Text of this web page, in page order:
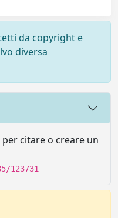
da copyright e
diversa
citare o creare un
123731